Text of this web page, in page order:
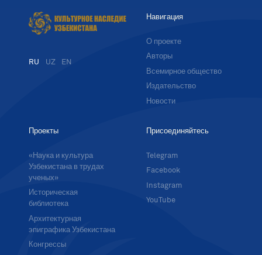
RU UZ EN
Навигация
О проекте
Авторы
Всемирное общество
Издательство
Новости
Проекты
«Наука и культура
Узбекистана в трудах
ученых»
Историческая
библиотека
Архитектурная
эпиграфика Узбекистана
Конгрессы
Присоединяйтесь
Telegram
Facebook
Instagram
YouTube